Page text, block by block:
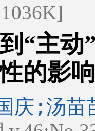
1036K]
“主
的影
庆;汤